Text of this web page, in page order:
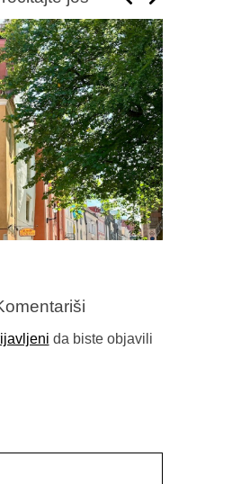
“IDILA (NEĆU DA
da biste objavili